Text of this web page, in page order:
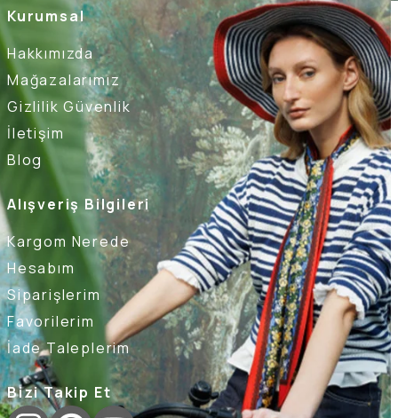
Kurumsal
Hakkımızda
Mağazalarımız
Gizlilik Güvenlik
İletişim
Blog
Alışveriş Bilgileri
Kargom Nerede
Hesabım
Siparişlerim
Favorilerim
İade Taleplerim
Bizi Takip Et